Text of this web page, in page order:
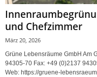
und Chefzimmer
März 20, 2026
Grüne Lebensräume GmbH Am
94305-70 Fax: +49 (0)2137
Web: https://gruene-